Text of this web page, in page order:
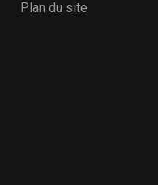
Plan du site